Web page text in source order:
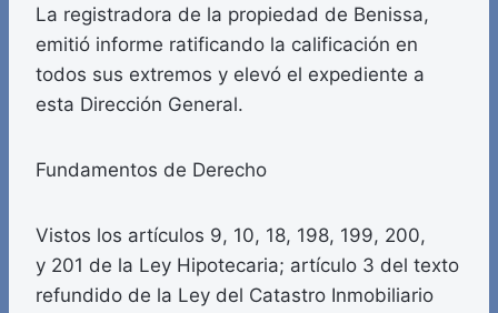
La registradora de la propiedad de Benissa,
emitió informe ratificando la calificación en
todos sus extremos y elevó el expediente a
esta Dirección General.
Fundamentos de Derecho
Vistos los artículos 9, 10, 18, 198, 199, 200,
y 201 de la Ley Hipotecaria; artículo 3 del texto
refundido de la Ley del Catastro Inmobiliario